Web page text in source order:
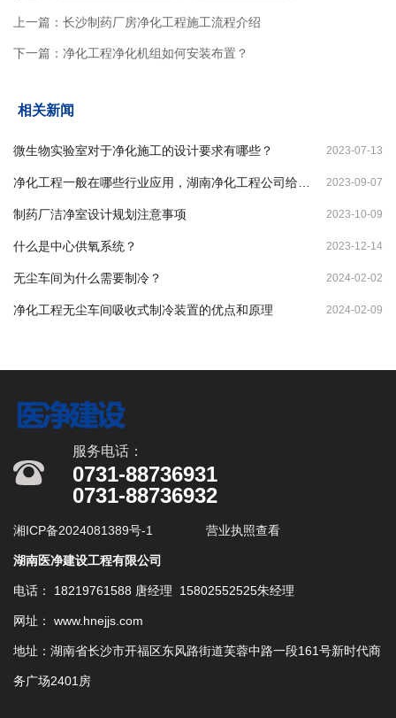
上一篇： 长沙制药厂房净化工程施工流程介绍
下一篇： 净化工程净化机组如何安装布置？
相关新闻
2023-07-13
微生物实验室对于净化施工的设计要求有哪些？
2023-09-07
净化工程一般在哪些行业应用，湖南净化工程公司给你
答案！ 2023-10-09
制药厂洁净室设计规划注意事项
2023-12-14
什么是中心供氧系统？
2024-02-02
无尘车间为什么需要制冷？
2024-02-09
净化工程无尘车间吸收式制冷装置的优点和原理
服务电话：
0731-88736931
0731-88736932
湘ICP备2024081389号-1 营业执照查看
湖南医净建设工程有限公司
电话： 18219761588 唐经理 15802552525朱经理
网址： www.hnejjs.com
地址：湖南省长沙市开福区东风路街道芙蓉中路一段161号新时代商
务广场2401房